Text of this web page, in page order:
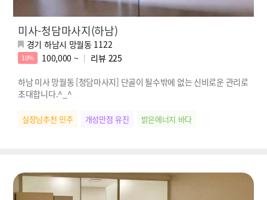
미사-청담마사지(하남)
경기 하남시 망월동 1122
10% 100,000 ~ 리뷰 225
하남 미사 망월동 [청담마사지] 단골이 될수밖에 없는 신비로운 관리로
초대합니다.^_^
실장님추천 민주 개성만점 유진 밝은에너지 바다